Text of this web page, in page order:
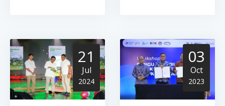
21
Jul
2024
03
Oct
2023